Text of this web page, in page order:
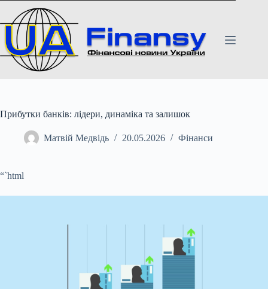
вмісту
Прибутки банків: лідери, динаміка та залишок
Матвій Медвідь 20.05.2026 Фінанси
“`html